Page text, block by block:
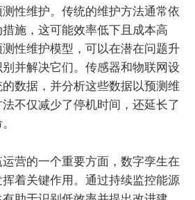
性维护。传统的维护方法通常依
施，这可能效率低下且成本高
性维护模型，可以在潜在问题升
并解决它们。传感器和物联网设
数据，并分析这些数据以预测维
不仅减少了停机时间，还延长了
营的一个重要方面，数字孪生在
着关键作用。通过持续监控能源